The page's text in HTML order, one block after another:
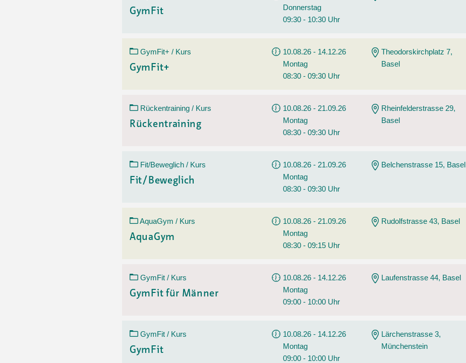
GymFit
Donnerstag
09:30 - 10:30 Uhr
GymFit+ / Kurs
GymFit+
10.08.26 - 14.12.26
Montag
08:30 - 09:30 Uhr
Theodorskirchplatz 7,
Basel
Rückentraining / Kurs
Rückentraining
10.08.26 - 21.09.26
Montag
08:30 - 09:30 Uhr
Rheinfelderstrasse 29,
Basel
Fit/Beweglich / Kurs
Fit/Beweglich
10.08.26 - 21.09.26
Montag
08:30 - 09:30 Uhr
Belchenstrasse 15, Basel
AquaGym / Kurs
AquaGym
10.08.26 - 21.09.26
Montag
08:30 - 09:15 Uhr
Rudolfstrasse 43, Basel
GymFit / Kurs
GymFit für Männer
10.08.26 - 14.12.26
Montag
09:00 - 10:00 Uhr
Laufenstrasse 44, Basel
GymFit / Kurs
GymFit
10.08.26 - 14.12.26
Montag
09:00 - 10:00 Uhr
Lärchenstrasse 3,
Münchenstein